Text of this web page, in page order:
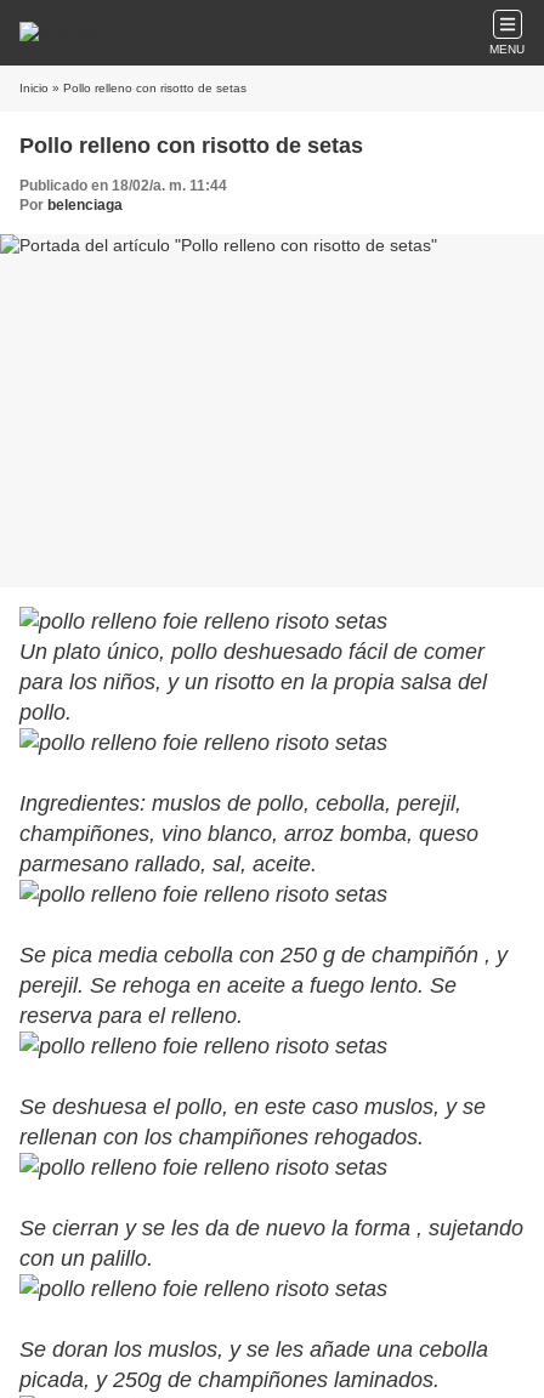
MENU
Inicio » Pollo relleno con risotto de setas
Pollo relleno con risotto de setas
Publicado en 18/02/a. m. 11:44
Por belenciaga
Un plato único, pollo deshuesado fácil de comer
para los niños, y un risotto en la propia salsa del
pollo.
Ingredientes: muslos de pollo, cebolla, perejil,
champiñones, vino blanco, arroz bomba, queso
parmesano rallado, sal, aceite.
Se pica media cebolla con 250 g de champiñón , y
perejil. Se rehoga en aceite a fuego lento. Se
reserva para el relleno.
Se deshuesa el pollo, en este caso muslos, y se
rellenan con los champiñones rehogados.
Se cierran y se les da de nuevo la forma , sujetando
con un palillo.
Se doran los muslos, y se les añade una cebolla
picada, y 250g de champiñones laminados.